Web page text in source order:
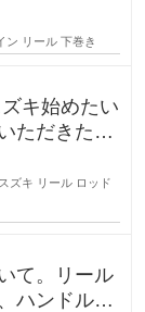
ン リール 下巻き
キ始めたい
ただきたい
ズキ リール ロッド
て。リール
ハンドルを